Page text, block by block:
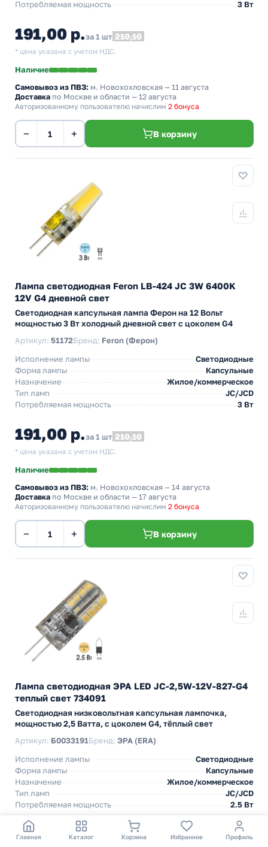
Потребляемая мощность
3 Вт
191,00 р.за 1 шт 210,10
* цена указана с учетом НДС.
Наличие
Самовывоз из ПВЗ: м. Новохохловская — 11 августа
Доставка по Москве и области — 12 августа
Авторизованному пользователю начислим 2 бонуса
− + В корзину
Лампа светодиодная Feron LB-424 JC 3W 6400K
12V G4 дневной свет
Светодиодная капсульная лампа Ферон на 12 Вольт
мощностью 3 Вт холодный дневной свет с цоколем G4
Артикул: 51172Бренд: Feron (Ферон)
Исполнение лампы
Светодиодные
Форма лампы
Капсульные
Назначение
Жилое/коммерческое
Тип ламп
JC/JCD
Потребляемая мощность
3 Вт
191,00 р.за 1 шт 210,10
* цена указана с учетом НДС.
Наличие
Самовывоз из ПВЗ: м. Новохохловская — 14 августа
Доставка по Москве и области — 17 августа
Авторизованному пользователю начислим 2 бонуса
− + В корзину
Лампа светодиодная ЭРА LED JC-2,5W-12V-827-G4
теплый свет 734091
Светодиодная низковольтная капсульная лампочка,
мощностью 2,5 Ватта, с цоколем G4, тёплый свет
Артикул: Б0033191Бренд: ЭРА (ERA)
Исполнение лампы
Светодиодные
Форма лампы
Капсульные
Назначение
Жилое/коммерческое
Тип ламп
JC/JCD
Потребляемая мощность
2.5 Вт
114,80 р.за 1 шт 127,55
Главная Каталог Корзина Избранное Профиль